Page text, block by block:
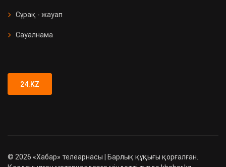
Сұрақ - жауап
Сауалнама
24.KZ
© 2026 «Хабар» телеарнасы | Барлық құқығы қорғалған.